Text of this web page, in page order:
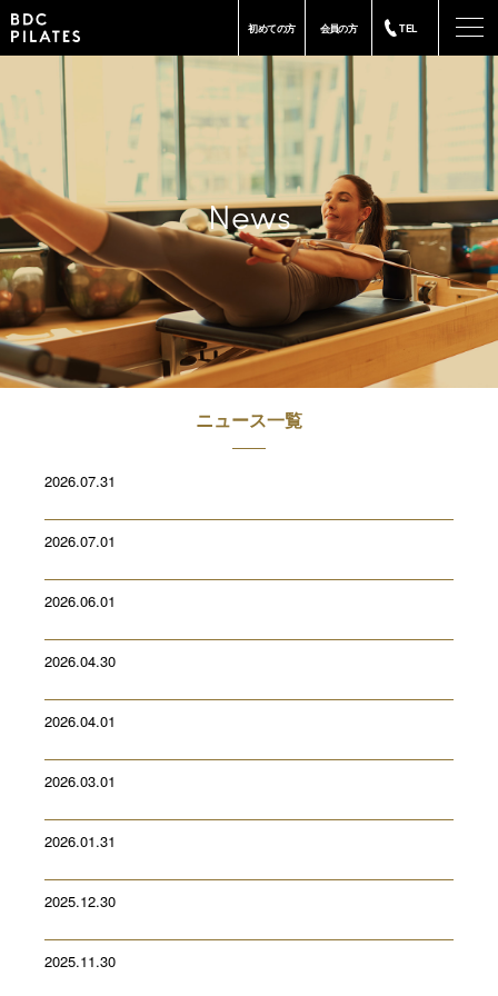
初めての方 会員の方 TEL
News
ニュース一覧
2026.07.31
2026.07.01
2026.06.01
2026.04.30
2026.04.01
2026.03.01
2026.01.31
2025.12.30
2025.11.30